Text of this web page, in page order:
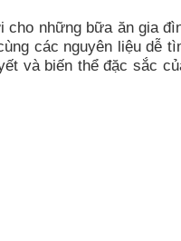
những bữa ăn gia
các nguyên liệu dễ
và biến thể đặc sắc